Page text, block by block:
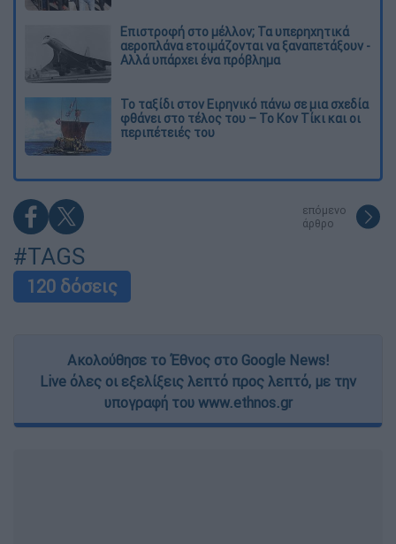
Επιστροφή στο μέλλον; Τα υπερηχητικά
αεροπλάνα ετοιμάζονται να ξαναπετάξουν -
Αλλά υπάρχει ένα πρόβλημα
Το ταξίδι στον Ειρηνικό πάνω σε μια σχεδία
φθάνει στο τέλος του – Το Κον Τίκι και οι
περιπέτειές του
επόμενο
άρθρο
#TAGS
120 δόσεις
Ακολούθησε το Έθνος στο Google News!
Live όλες οι εξελίξεις λεπτό προς λεπτό, με την
υπογραφή του www.ethnos.gr